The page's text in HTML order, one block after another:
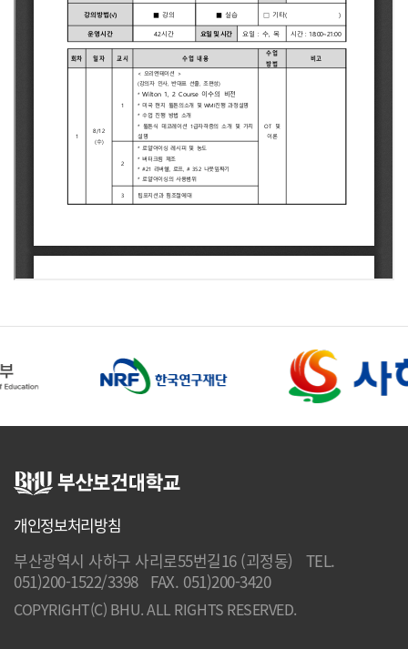
개인정보처리방침
부산광역시 사하구 사리로55번길16 (괴정동) TEL.
051)200-1522/3398 FAX. 051)200-3420
COPYRIGHT(C) BHU. ALL RIGHTS RESERVED.